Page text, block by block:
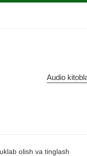
Audio
olish va tinglash